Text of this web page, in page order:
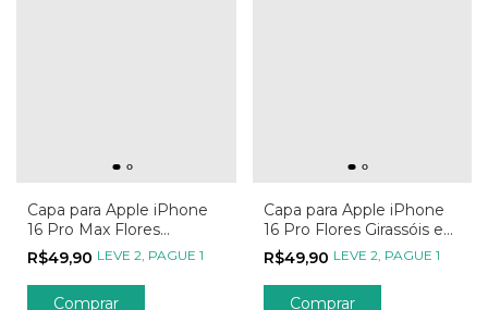
Capa para Apple iPhone
16 Pro Max Flores
Girassóis e Borboletas
R$49,90 LEVE 2, PAGUE 1
Comprar
Capa para Apple iPhone
16 Pro Flores Girassóis e
Borboletas
R$49,90 LEVE 2, PAGUE 1
Comprar